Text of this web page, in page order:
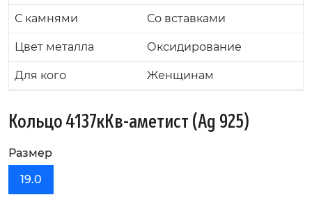
С камнями Со вставками
Цвет металла Оксидирование
Для кого Женщинам
Кольцо 4137кКв-аметист (Ag 925)
Размер
19.0